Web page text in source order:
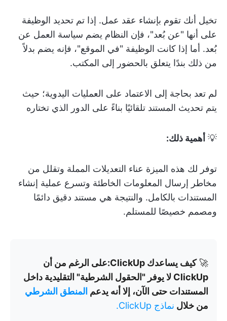
تخيل أنك تقوم بإنشاء عقد عمل. إذا تم تحديد الوظيفة
على أنها "عن بُعد"، فإن النظام يضم سياسة العمل عن
بُعد. أما إذا كانت الوظيفة "في الموقع"، فإنه يضم بدلاً
من ذلك بندًا يتعلق بالحضور إلى المكتب.
لم تعد بحاجة إلى الاعتماد على العمليات اليدوية؛ حيث
يتم تحديث المستند تلقائيًا بناءً على الدور الذي تختاره
💡 أهمية ذلك:
توفر لك هذه الميزة عناء التعديلات المملة وتقلل من
مخاطر إرسال المعلومات الخاطئة وتسرع عملية إنشاء
المستندات بالكامل. والنتيجة هي مستند دقيق دائمًا
ومصمم خصيصًا للمستلم.
🚀كيف يساعدك ClickUp:
على الرغم من أن
ClickUp لا يوفر "الحقول الشرطية" التقليدية داخل
المستندات حتى الآن، إلا أنه يدعم المنطق الشرطي
من خلال نماذج ClickUp.